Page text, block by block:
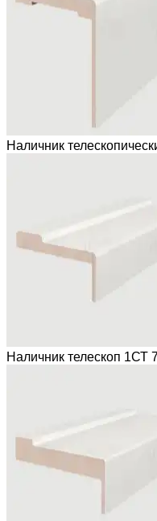
Наличник
Наличник телескоп 1СТ